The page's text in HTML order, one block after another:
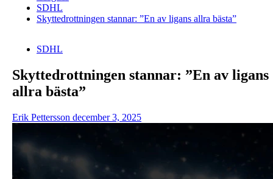
SDHL
Skyttedrottningen stannar: ”En av ligans allra bästa”
SDHL
Skyttedrottningen stannar: ”En av ligans
allra bästa”
Erik Pettersson december 3, 2025